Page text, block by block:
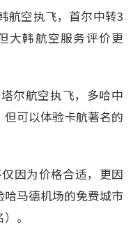
航空执飞，首尔中转3
大韩航空服务评价更
尔航空执飞，多哈中
可以体验卡航著名的
因为价格合适，更因
马德机场的免费城市
。